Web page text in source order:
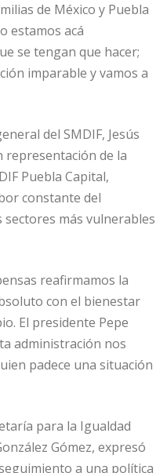
de México y Puebla
estamos acá
se tengan que hacer;
imparable y vamos a
del SMDIF, Jesús
representación de la
Puebla Capital,
constante del
más vulnerables
reafirmamos la
con el bienestar
El presidente Pepe
administración nos
padece una situación
para la Igualdad
Gómez, expresó
a una política